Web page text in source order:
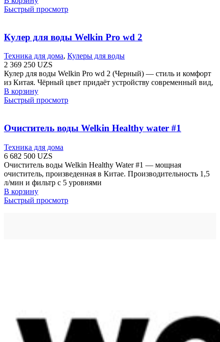
Быстрый просмотр
Кулер для воды Welkin Pro wd 2
Техника для дома, Кулеры для воды
2 369 250 UZS
Кулер для воды Welkin Pro wd 2 (Черный) — стиль и комфорт
из Китая. Чёрный цвет придаёт устройству современный вид,
В корзину
Быстрый просмотр
Очиститель воды Welkin Healthy water #1​
Техника для дома
6 682 500 UZS
Очиститель воды Welkin Healthy Water #1 — мощная
очиститель, произведенная в Китае. Производительность 1,5
л/мин и фильтр с 5 уровнями
В корзину
Быстрый просмотр